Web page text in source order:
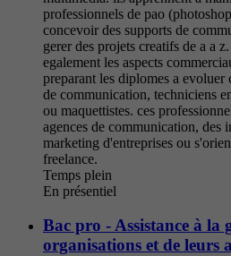
professionnels de pao
concevoir des supports de
gerer des projets creatifs de a a
egalement les aspects
preparant les diplomes a evoluer
de communication, techniciens
ou maquettistes. ces
agences de communication, des
marketing d'entreprises ou
freelance.
Temps plein
En présentiel
Bac pro - Assistance à la
organisations et de leurs